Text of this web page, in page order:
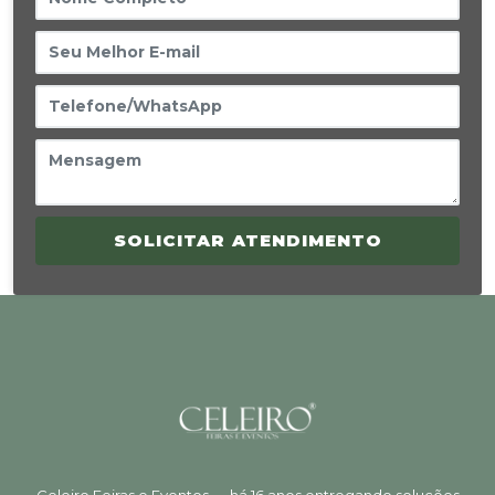
SOLICITAR ATENDIMENTO